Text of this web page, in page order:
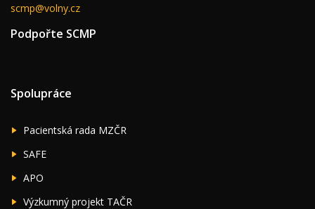
scmp@volny.cz
Podpořte SCMP
Spolupráce
Pacientská rada MZČR
SAFE
APO
Výzkumný projekt TAČR